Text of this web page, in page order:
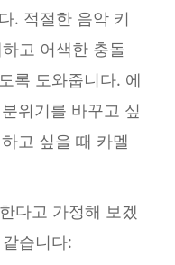
. 적절한 음악 키
고 어색한 충돌
록 도와줍니다. 에
위기를 바꾸고 싶
고 싶을 때 카멜
다고 가정해 보겠
습니다: